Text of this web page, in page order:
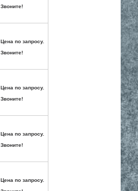
Звоните!
Цена по запросу.
Звоните!
Цена по запросу.
Звоните!
Цена по запросу.
Звоните!
Цена по запросу.